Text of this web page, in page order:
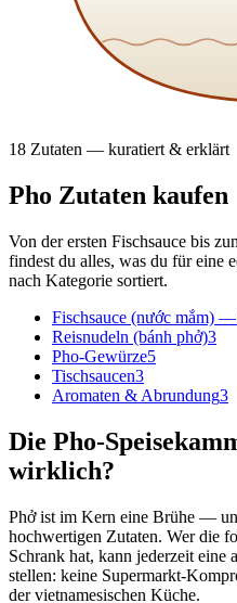
18 Zutaten — kuratiert & erklärt
Pho Zutaten kaufen
Von der ersten Fischsauce bis
findest du alles, was du für eine
nach Kategorie sortiert.
Fischsauce (nước mắm)
Reisnudeln (bánh phở)3
Pho-Gewürze5
Tischsaucen3
Aromaten & Abrundung3
Die Pho-
wirklich?
Phở ist im Kern eine Brühe —
hochwertigen Zutaten. Wer die
Schrank hat, kann jederzeit eine
stellen: keine Supermarkt-
der vietnamesischen Küche.